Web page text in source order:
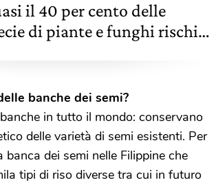
il 40 per cento delle
di piante e funghi rischia
banche dei semi?
in tutto il mondo: conservano
delle varietà di semi esistenti. Per
banca dei semi nelle Filippine che
tipi di riso diverse tra cui in futuro